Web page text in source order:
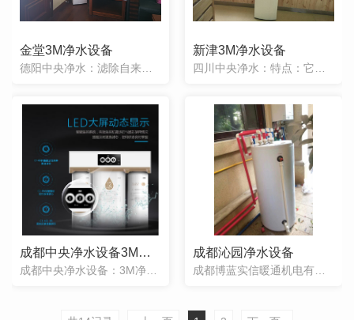
金堂3M净水设备
德阳中央净水：滤除自来水中有害物质，能满足大通量的饮用水需求的中央型水处理设备。核心技术主要是微滤（PP纤维棉和活性炭）、超滤（中空纤维）、KDF、陶瓷滤芯等。机器一般都配有自动控制器。精致的外形，卓
新津3M净水设备
四川中央净水：特点：它高效去除余氯、重金属离子、抑菌阻垢，同时还能改善口感，除色除味的大通量的中央型水净化装置。功效：经处理过的水不仅去除对人体有害的物质，而且保留了对人体有益的微量元素，提高生活质量
成都中央净水设备3M净水器R8-39G家用智能反渗透纯水机
成都中央净水设备：3M净水器R8-39G家用智能反渗透纯水机产品介绍。
成都沁园净水设备
成都博蓝实信暖通机电有限公司是专业的成都沁园净水设备服务商，若有需要成都沁园净水设备，武侯区沁园净水设备，青羊区沁园净水设备，新津沁园净水设备，锦江区沁园净水设备，郫县沁园净水设备，都江堰沁园净水设备